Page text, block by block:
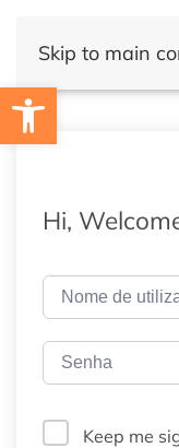
Skip to main
Hi,
Keep me
Open toolbar